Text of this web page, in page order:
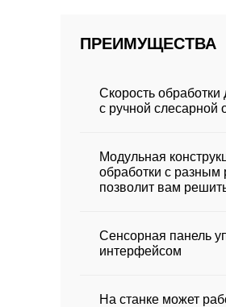
ПРЕИМУЩЕСТВА
Скорость
с ручной слесарной
Модульная
обработки с разным
позволит вам
Сенсорная панель
интерфейсом
На станке может